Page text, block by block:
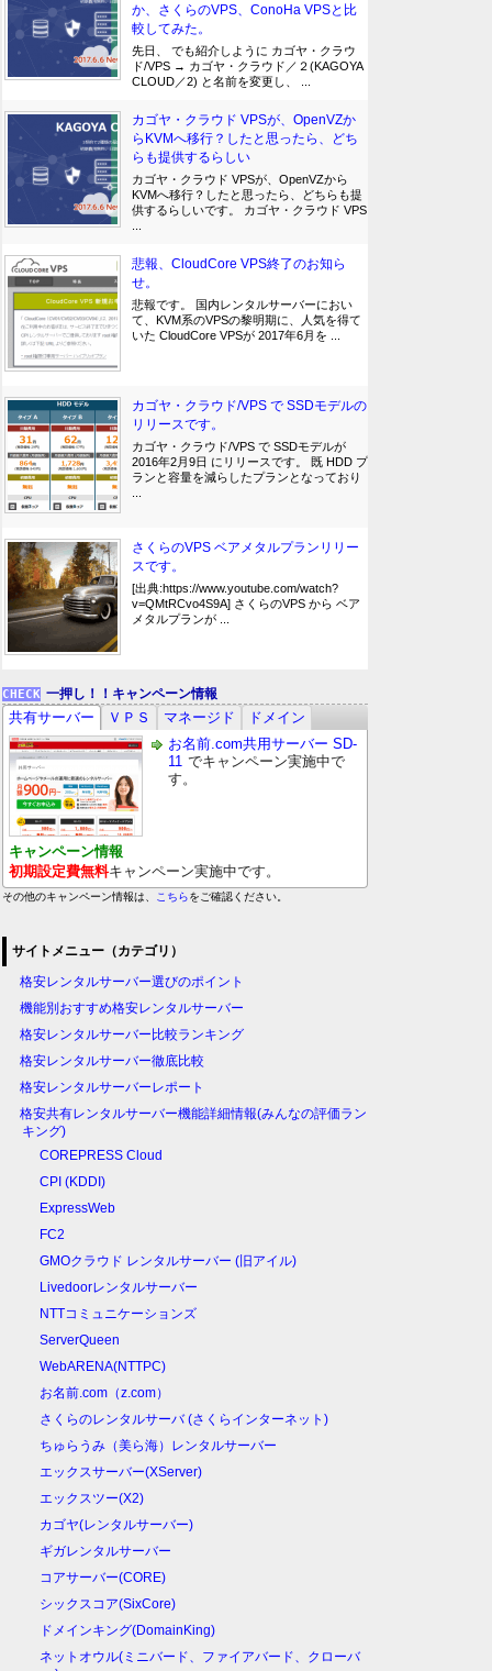
か、さくらのVPS、ConoHa VPSと比
較してみた。
先日、 でも紹介しように カゴヤ・クラウ
ド/VPS → カゴヤ・クラウド／２(KAGOYA
CLOUD／2) と名前を変更し、 ...
カゴヤ・クラウド VPSが、OpenVZか
らKVMへ移行？したと思ったら、どち
らも提供するらしい
カゴヤ・クラウド VPSが、OpenVZから
KVMへ移行？したと思ったら、どちらも提
供するらしいです。 カゴヤ・クラウド VPS
悲報、CloudCore VPS終了のお知ら
せ。
悲報です。 国内レンタルサーバーにおい
て、KVM系のVPSの黎明期に、人気を得て
いた CloudCore VPSが 2017年6月を ...
カゴヤ・クラウド/VPS で SSDモデルの
リリースです。
カゴヤ・クラウド/VPS で SSDモデルが
2016年2月9日 にリリースです。 既 HDD プ
ランと容量を減らしたプランとなっており
さくらのVPS ベアメタルプランリリー
スです。
[出典:https://www.youtube.com/watch?
v=QMtRCvo4S9A] さくらのVPS から ベア
メタルプランが ...
一押し！！キャンペーン情報
共有サーバー ＶＰＳ マネージド
ドメイン
お名前.com共用サーバー SD-
11 でキャンペーン実施中で
す。
キャンペーン情報
初期設定費無料キャンペーン実施中です。
その他のキャンペーン情報は、 こちらをご確認ください。
サイトメニュー（カテゴリ）
格安レンタルサーバー選びのポイント
機能別おすすめ格安レンタルサーバー
格安レンタルサーバー比較ランキング
格安レンタルサーバー徹底比較
格安レンタルサーバーレポート
格安共有レンタルサーバー機能詳細情報(みんなの評価ラン
キング)
COREPRESS Cloud
CPI (KDDI)
ExpressWeb
FC2
GMOクラウド レンタルサーバー (旧アイル)
Livedoorレンタルサーバー
NTTコミュニケーションズ
ServerQueen
WebARENA(NTTPC)
お名前.com（z.com）
さくらのレンタルサーバ (さくらインターネット)
ちゅらうみ（美ら海）レンタルサーバー
エックスサーバー(XServer)
エックスツー(X2)
カゴヤ(レンタルサーバー)
ギガレンタルサーバー
コアサーバー(CORE)
シックスコア(SixCore)
ドメインキング(DomainKing)
ネットオウル(ミニバード、ファイアバード、クローバ